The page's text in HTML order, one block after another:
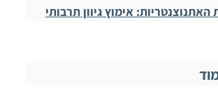
האתנוצנטריות: אימוץ גיוון תרבותי